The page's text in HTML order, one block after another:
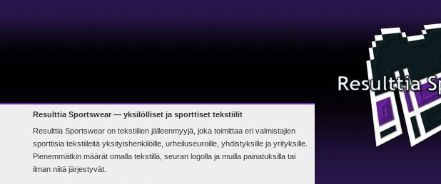
Resulttia Sportswear — yksilölliset ja sporttiset tekstiilit
Resulttia Sportswear on tekstiilien jälleenmyyjä, joka toimittaa eri valmistajien
sporttisia tekstiileitä yksityishenkilöille, urheiluseuroille, yhdistyksille ja yrityksille.
Pienemmätkin määrät omalla tekstillä, seuran logolla ja muilla painatuksilla tai
ilman niitä järjestyvät.